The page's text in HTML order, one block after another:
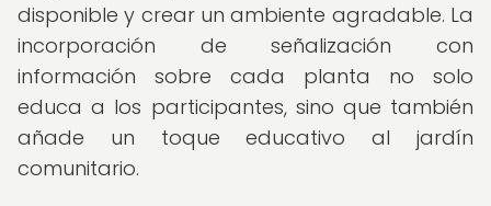
disponible y crear un ambiente agradable. La
incorporación de señalización con
información sobre cada planta no solo
educa a los participantes, sino que también
añade un toque educativo al jardín
comunitario.